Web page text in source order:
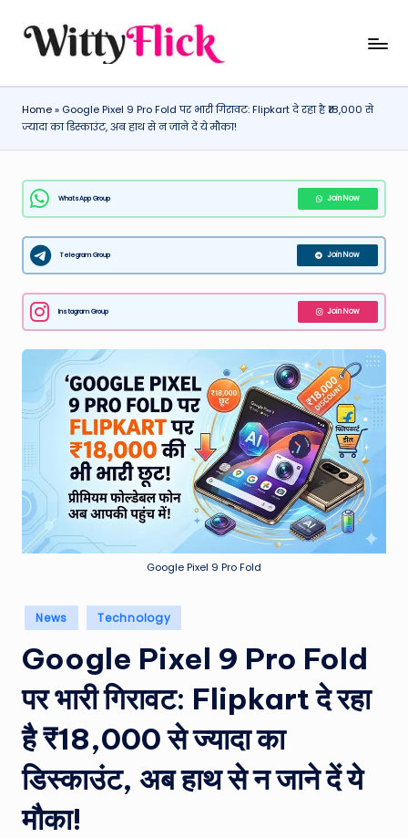
W
it
ty
Fl
ic
k:
L
a
t
e
st
W
e
a
t
h
er
T
e
c
h
&
M
o
vi
WittyFlick:
Tech
News
Around
World
Home» Google Pixel 9 Pro Fold पर भारी गिरावट: Flipkart दे रहा है ₹18,000 से
ज्यादा का डिस्काउंट, अब हाथ से न जाने दें ये मौका!
WhatsApp Group Join Now
Telegram Group Join Now
Instagram Group Join Now
Google Pixel 9 Pro Fold
Posted
in
News Technology
Google Pixel 9 Pro Fold
पर भारी गिरावट: Flipkart दे रहा
है ₹18,000 से ज्यादा का
डिस्काउंट, अब हाथ से न जाने दें ये
मौका!